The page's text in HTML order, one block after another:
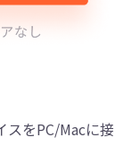
スをPC/Macに接